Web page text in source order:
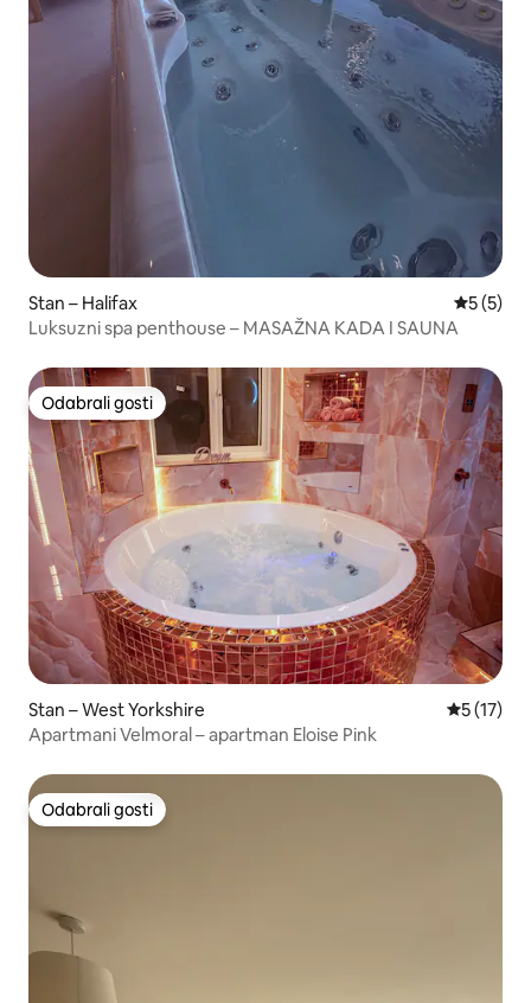
Stan – Halifax
5 (5)
Luksuzni spa penthouse – MASAŽNA KADA I SAUNA
Odabrali gosti
Odabrali gosti
Stan – West Yorkshire Prosječna
5 (17)
Apartmani Velmoral – apartman Eloise Pink
Odabrali gosti
Odabrali gosti